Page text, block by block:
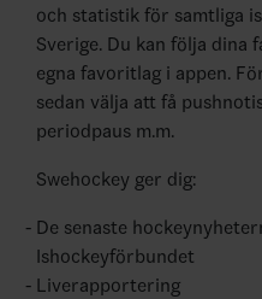
och statistik för samtliga
Sverige. Du kan följa dina
egna favoritlag i appen.
sedan välja att få
periodpaus m.m.
Swehockey ger dig:
De senaste
Ishockeyförbundet
Liverapportering